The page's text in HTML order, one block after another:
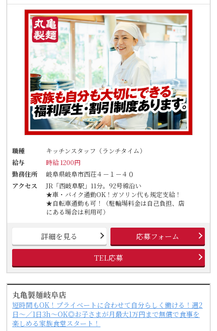
職種
キッチンスタッフ（ランチタイム）
給与
時給 1200円
勤務住所
岐阜県岐阜市西荘４－１－４０
アクセス
JR「西岐阜駅」11分。92号線沿い
★車・バイク通勤OK！ガソリン代も規定支給！
★自転車通勤も可！（駐輪場料金は自己負担、店
にある場合は利用可）
詳細を見る 応募フォーム
TEL応募
丸亀製麺岐阜店
短時間もOK！プライベートに合わせて自分らしく働ける！週2
日～／1日3h～OK◎お子さまが月最大1万円まで無償で食事を
楽しめる家族食堂スタート！